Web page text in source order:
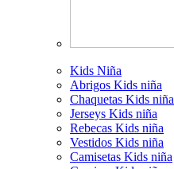
Kids Niña
Abrigos Kids niña
Chaquetas Kids niña
Jerseys Kids niña
Rebecas Kids niña
Vestidos Kids niña
Camisetas Kids niña